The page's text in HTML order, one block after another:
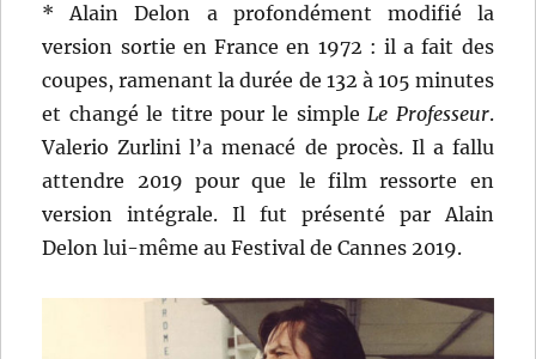
* Alain Delon a profondément modifié la
version sortie en France en 1972 : il a fait des
coupes, ramenant la durée de 132 à 105 minutes
et changé le titre pour le simpleLe Professeur.
Valerio Zurlini l’a menacé de procès. Il a fallu
attendre 2019 pour que le film ressorte en
version intégrale. Il fut présenté par Alain
Delon lui-même au Festival de Cannes 2019.